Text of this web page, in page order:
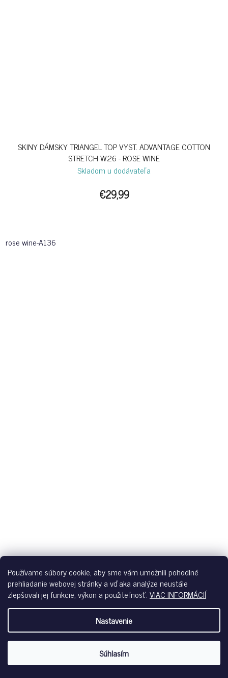
Používame súbory cookie, aby sme vám umožnili pohodlné
prehliadanie webovej stránky a vďaka analýze neustále
zlepšovali jej funkcie, výkon a použiteľnosť.VIAC INFORMÁCIÍ
Nastavenie
Súhlasím
SKINY DÁMSKY TRIANGEL TOP VYST. ADVANTAGE COTTON
STRETCH W26 - ROSE WINE
Skladom u dodávateľa
€29,99
rose wine-A136
SKINY DÁMSKE PANTY SENSATION S26 - CRABAPPLE
Skladom
€22,99